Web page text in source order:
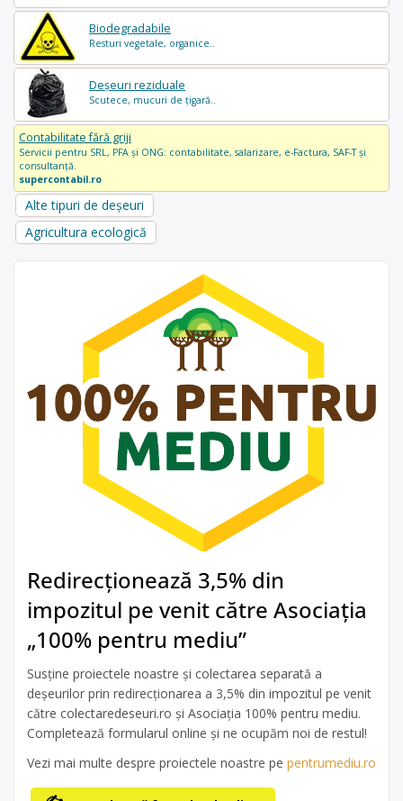
Biodegradabile
Resturi vegetale, organice..
Deșeuri reziduale
Scutece, mucuri de țigară..
Contabilitate fără griji
Servicii pentru SRL, PFA și ONG: contabilitate, salarizare, e-Factura, SAF-T și
consultanță.
supercontabil.ro
Alte tipuri de deșeuri
Agricultura ecologică
Redirecționează 3,5% din
impozitul pe venit către Asociația
„100% pentru mediu”
Susține proiectele noastre și colectarea separată a
deșeurilor prin redirecționarea a 3,5% din impozitul pe venit
către colectaredeseuri.ro și Asociația 100% pentru mediu.
Completează formularul online și ne ocupăm noi de restul!
Vezi mai multe despre proiectele noastre pe pentrumediu.ro